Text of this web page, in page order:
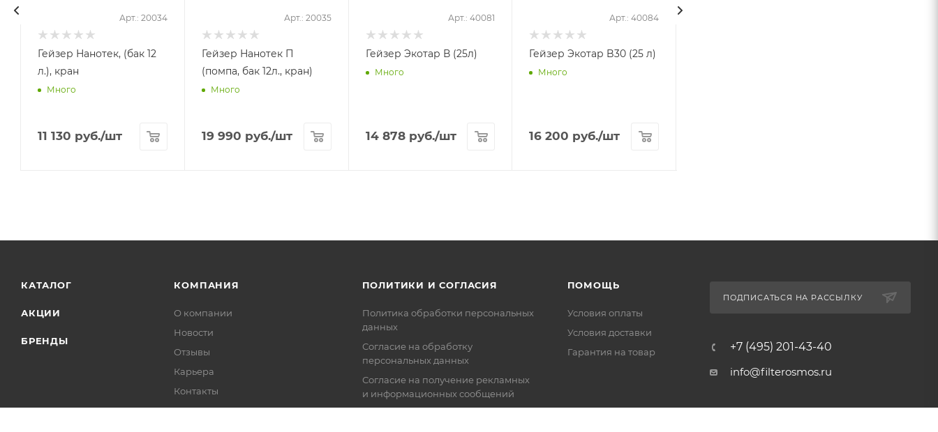
Арт.: 20034
Гейзер Нанотек, (бак 12
л.), кран
Много
11 130 руб./шт
Арт.: 20035
Гейзер Нанотек П
(помпа, бак 12л., кран)
Много
19 990 руб./шт
Арт.: 40081
Гейзер Экотар В (25л)
Много
14 878руб./шт
Арт.: 40084
Гейзер Экотар B30 (25 л)
Много
16 200 руб./шт
КАТАЛОГ
АКЦИИ
БРЕНДЫ
КОМПАНИЯ
О компании
Новости
Отзывы
Карьера
Контакты
ПОЛИТИКИ И СОГЛАСИЯ
Политика обработки персональных
данных
Согласие на обработку
персональных данных
Согласие на получение рекламных
и информационных сообщений
ПОМОЩЬ
Условия оплаты
Условия доставки
Гарантия на товар
ПОДПИСАТЬСЯ НА РАССЫЛКУ
+7 (495) 201-43-40
info@filterosmos.ru